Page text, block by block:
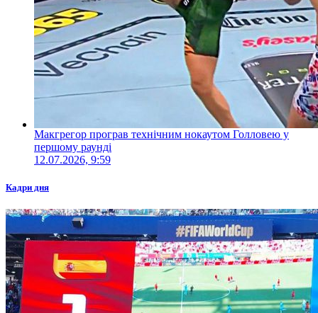
Макгрегор програв технічним нокаутом Голловею у
першому раунді
12.07.2026, 9:59
Кадри дня